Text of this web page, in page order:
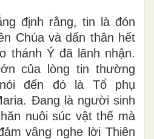
định rằng, tin là đón
Chúa và dấn thân hết
thánh Ý đã lãnh nhận.
của lòng tin thường
đến đó là Tổ phụ
Đang là người sinh
nuôi súc vật thế mà
vâng nghe lời Thiên